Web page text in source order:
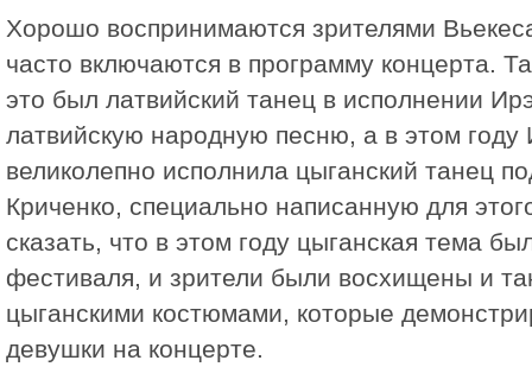
Хорошо воспринимаются зрителями
часто включаются в программу концертa.
это был латвийский танец в исполнении
латвийскую народную песню, а в этом
великолепно исполнила цыганский танец
Криченко, специально написанную для
сказать, что в этом году цыганская тема
фестиваля, и зрители были восхищены и
цыганскими костюмами, которые
девушки на концерте.